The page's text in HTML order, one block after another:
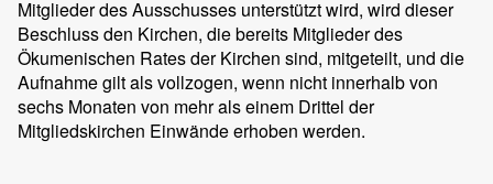
Mitglieder des Ausschusses unterstützt wird, wird dieser
Beschluss den Kirchen, die bereits Mitglieder des
Ökumenischen Rates der Kirchen sind, mitgeteilt, und die
Aufnahme gilt als vollzogen, wenn nicht innerhalb von
sechs Monaten von mehr als einem Drittel der
Mitgliedskirchen Einwände erhoben werden.